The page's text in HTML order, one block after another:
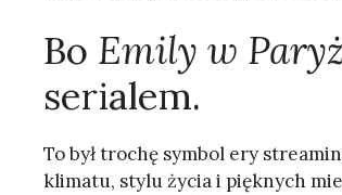
Bo Emily w
serialem.
To był trochę symbol ery
klimatu, stylu życia i pięknych